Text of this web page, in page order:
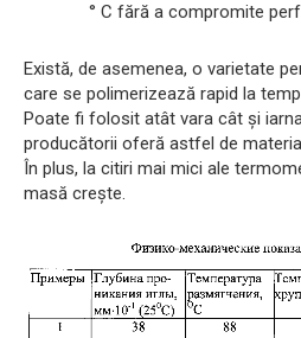
° C fără a compromite
Există, de asemenea, o varietate
care se polimerizează rapid la
Poate fi folosit atât vara cât și
producătorii oferă astfel de
În plus, la citiri mai mici ale
masă crește.